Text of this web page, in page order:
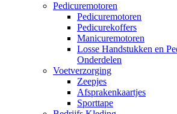
Pedicuremotoren
Pedicuremotoren
Pedicurekoffers
Manicuremotoren
Losse Handstukken en
Onderdelen
Voetverzorging
Zeepjes
Afsprakenkaartjes
Sporttape